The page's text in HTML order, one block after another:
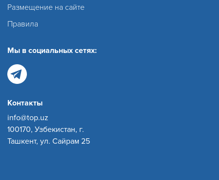
Размещение на сайте
Правила
Мы в социальных сетях:
Контакты
info@top.uz
100170, Узбекистан, г.
Ташкент, ул. Сайрам 25